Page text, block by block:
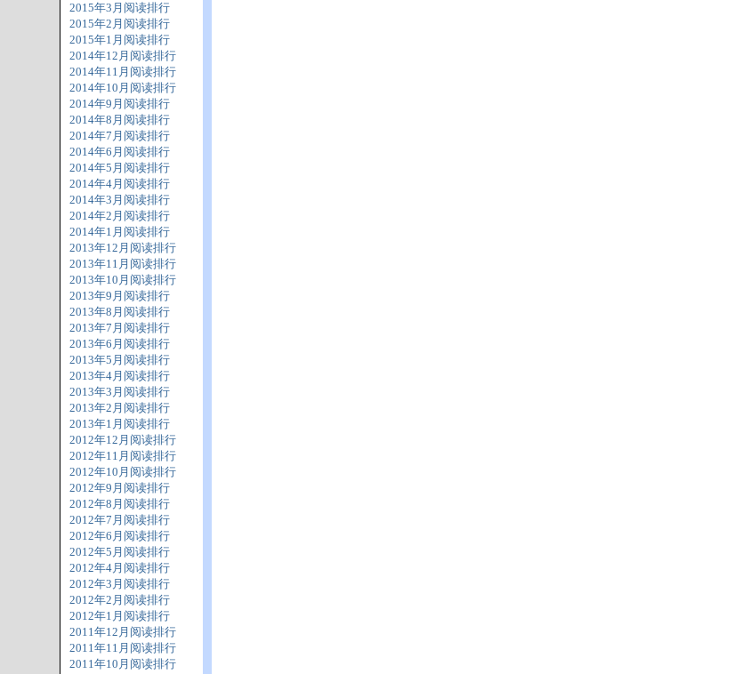
2015年3月阅读排行
2015年2月阅读排行
2015年1月阅读排行
2014年12月阅读排行
2014年11月阅读排行
2014年10月阅读排行
2014年9月阅读排行
2014年8月阅读排行
2014年7月阅读排行
2014年6月阅读排行
2014年5月阅读排行
2014年4月阅读排行
2014年3月阅读排行
2014年2月阅读排行
2014年1月阅读排行
2013年12月阅读排行
2013年11月阅读排行
2013年10月阅读排行
2013年9月阅读排行
2013年8月阅读排行
2013年7月阅读排行
2013年6月阅读排行
2013年5月阅读排行
2013年4月阅读排行
2013年3月阅读排行
2013年2月阅读排行
2013年1月阅读排行
2012年12月阅读排行
2012年11月阅读排行
2012年10月阅读排行
2012年9月阅读排行
2012年8月阅读排行
2012年7月阅读排行
2012年6月阅读排行
2012年5月阅读排行
2012年4月阅读排行
2012年3月阅读排行
2012年2月阅读排行
2012年1月阅读排行
2011年12月阅读排行
2011年11月阅读排行
2011年10月阅读排行